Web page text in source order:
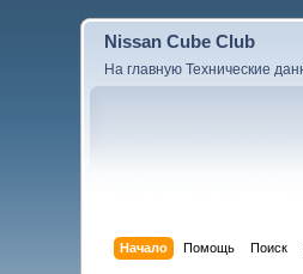
Nissan Cube Club
На главную Технические
Начало Помощь Поиск